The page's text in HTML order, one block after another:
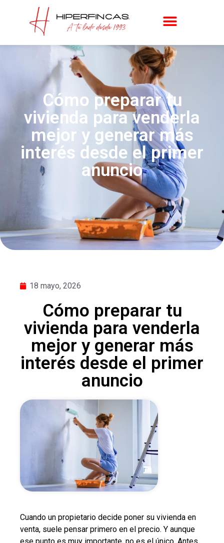
Cómo preparar tu
vivienda para venderla
mejor y generar más
interés desde el primer
anuncio
18 mayo, 2026
Cómo preparar tu
vivienda para venderla
mejor y generar más
interés desde el primer
anuncio
Cuando un propietario decide poner su vivienda en
venta, suele pensar primero en el precio. Y aunque